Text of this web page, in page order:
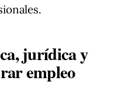
jurídica y
empleo